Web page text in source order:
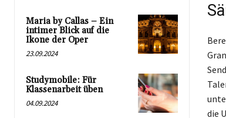
Maria by Callas – Ein
intimer Blick auf die
Ikone der Oper
23.09.2024
Studymobile: Für
Klassenarbeit üben
04.09.2024
die